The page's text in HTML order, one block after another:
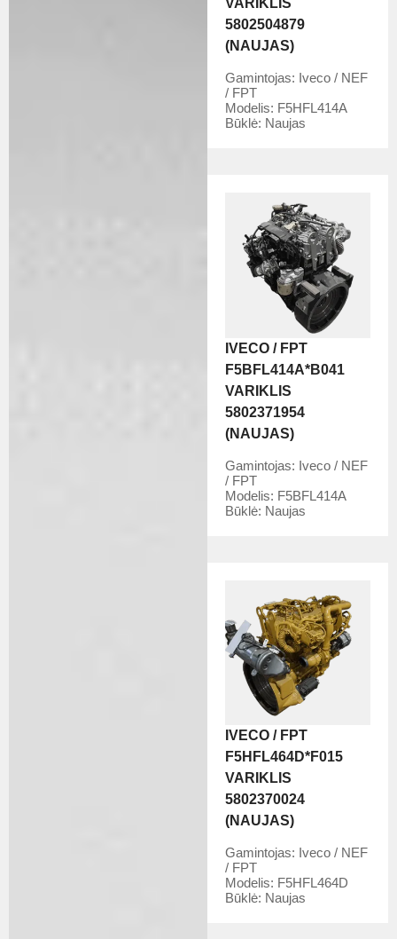
VARIKLIS
5802504879
(NAUJAS)
Gamintojas: Iveco / NEF
/ FPT
Modelis: F5HFL414A
Būklė: Naujas
IVECO / FPT
F5BFL414A*B041
VARIKLIS
5802371954
(NAUJAS)
Gamintojas: Iveco / NEF
/ FPT
Modelis: F5BFL414A
Būklė: Naujas
IVECO / FPT
F5HFL464D*F015
VARIKLIS
5802370024
(NAUJAS)
Gamintojas: Iveco / NEF
/ FPT
Modelis: F5HFL464D
Būklė: Naujas